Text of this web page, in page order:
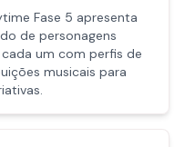
Fase 5 apresenta
de personagens
um com perfis de
musicais para